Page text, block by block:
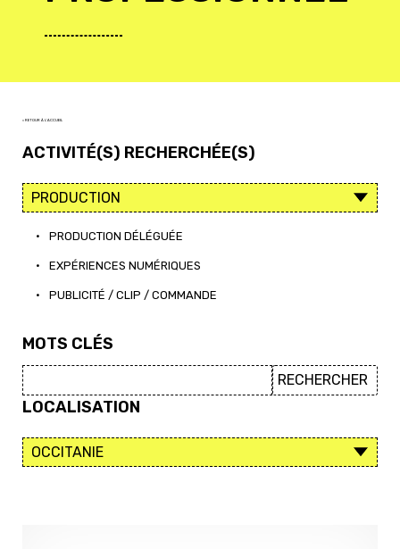
< RETOUR À L'ACCUEIL
ACTIVITÉ(S) RECHERCHÉE(S)
• PRODUCTION DÉLÉGUÉE
• EXPÉRIENCES NUMÉRIQUES
• PUBLICITÉ / CLIP / COMMANDE
MOTS CLÉS
LOCALISATION